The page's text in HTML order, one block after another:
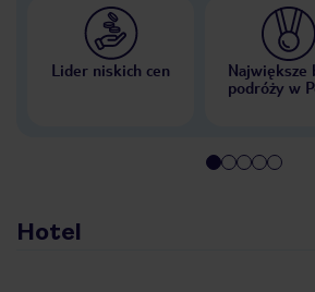
Lider niskich cen
Największe
podróży w
Hotel